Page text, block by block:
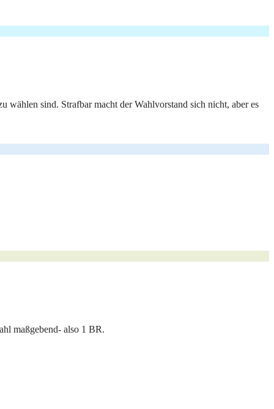
sind. Strafbar macht der Wahlvorstand sich nicht, aber es
maßgebend- also 1 BR.